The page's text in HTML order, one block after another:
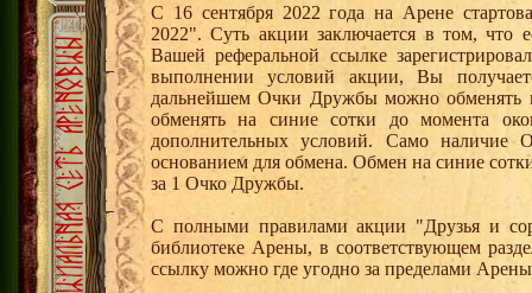
С 16 сентября 2022 года на Арене
2022". Суть акции заключается в том, что
Вашей реферальной ссылке
выполнении условий акции, Вы
дальнейшем Очки Дружбы можно
обменять на синие сотки до момента
дополнительных условий. Само наличие
основанием для обмена. Обмен на синие
за 1 Очко Дружбы.
С полными правилами акции "Друзья и
библиотеке Арены, в соответствующем
ссылку можно где угодно за пределами